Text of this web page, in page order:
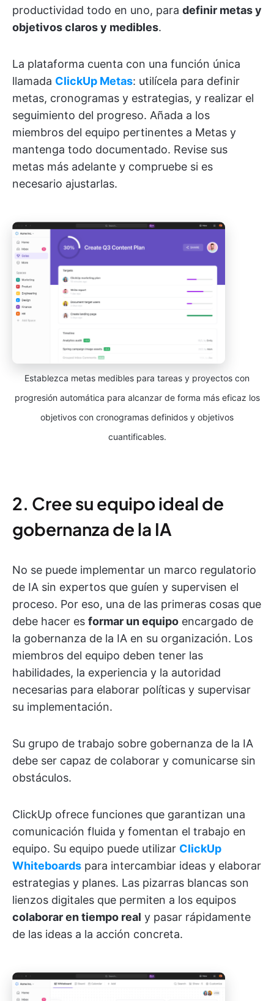
productividad todo en uno, para definir metas y
objetivos claros y medibles.
La plataforma cuenta con una función única
llamada ClickUp Metas: utilícela para definir
metas, cronogramas y estrategias, y realizar el
seguimiento del progreso. Añada a los
miembros del equipo pertinentes a Metas y
mantenga todo documentado. Revise sus
metas más adelante y compruebe si es
necesario ajustarlas.
Establezca metas medibles para tareas y proyectos con
progresión automática para alcanzar de forma más eficaz los
objetivos con cronogramas definidos y objetivos
cuantificables.
2. Cree su equipo ideal de
gobernanza de la IA
No se puede implementar un marco regulatorio
de IA sin expertos que guíen y supervisen el
proceso. Por eso, una de las primeras cosas que
debe hacer es formar un equipo encargado de
la gobernanza de la IA en su organización. Los
miembros del equipo deben tener las
habilidades, la experiencia y la autoridad
necesarias para elaborar políticas y supervisar
su implementación.
Su grupo de trabajo sobre gobernanza de la IA
debe ser capaz de colaborar y comunicarse sin
obstáculos.
ClickUp ofrece funciones que garantizan una
comunicación fluida y fomentan el trabajo en
equipo. Su equipo puede utilizar ClickUp
Whiteboards para intercambiar ideas y elaborar
estrategias y planes. Las pizarras blancas son
lienzos digitales que permiten a los equipos
colaborar en tiempo real y pasar rápidamente
de las ideas a la acción concreta.